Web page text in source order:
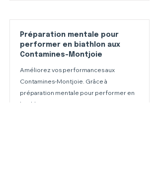
Préparation mentale pour
performer en biathlon aux
Contamines-Montjoie
Améliorez vos performances aux
Contamines-Montjoie. Grâce à
préparation mentale pour performer en
biathlon aux Contamines-Montjoie :